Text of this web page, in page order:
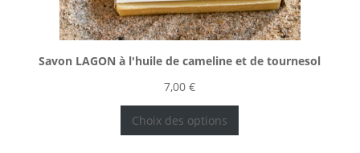
Savon LAGON à l'huile de cameline et de tournesol
7,00€
Choix des options